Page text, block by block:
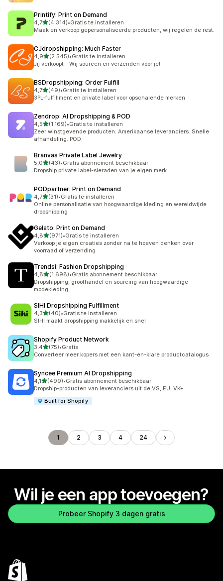
Printify: Print on Demand
4,7van 5 sterren
(4.314)
4314 recensies in totaal
•Gratis te installeren
Maak en verkoop gepersonaliseerde producten, wij regelen de rest.
CJdropshipping: Much Faster
4,9van 5 sterren
(2.545)
2545 recensies in totaal
•Gratis te installeren
Jij verkoopt - Wij sourcen en verzenden voor je!
BSDropshipping: Order Fulfill
4,7van 5 sterren
(49)
49 recensies in totaal
•Gratis te installeren
3PL-fulfillment en private label voor opschalende merken
Zendrop: AI Dropshipping & POD
4,5van 5 sterren
(1.169)
1169 recensies in totaal
•Gratis te installeren
Zeer winstgevende producten. Amerikaanse leveranciers. Snelle
afhandeling. POD.
Branvas Private Label Jewelry
5,0van 5 sterren
(43)
43 recensies in totaal
•Gratis abonnement beschikbaar
Dropship private label-sieraden van je eigen merk
PODpartner: Print on Demand
4,7van 5 sterren
(31)
31 recensies in totaal
•Gratis te installeren
Online personalisatie van hoogwaardige kleding en wereldwijde
dropshipping
Gelato: Print on Demand
4,8van 5 sterren
(971)
971 recensies in totaal
•Gratis te installeren
Verkoop je eigen creaties zonder na te hoeven denken over
voorraad of verzending
Trendsi: Fashion Dropshipping
4,8van 5 sterren
(1.698)
1698 recensies in totaal
•Gratis abonnement beschikbaar
Dropshipping, groothandel en sourcing van hoogwaardige
modekleding
SIHI Dropshipping Fulfillment
4,3van 5 sterren
(40)
40 recensies in totaal
•Gratis te installeren
SIHI maakt dropshipping makkelijk en snel
Shopify Product Network
3,4van 5 sterren
(75)
75 recensies in totaal
•Gratis
Converteer meer kopers met een kant-en-klare productcatalogus
Syncee Premium AI Dropshipping
4,1van 5 sterren
(499)
499 recensies in totaal
•Gratis abonnement beschikbaar
Dropship-producten van leveranciers uit de VS, EU, VK+
Built for Shopify
1 2 3 4 24
Wil je een app toevoegen?
Probeer Shopify 3 dagen gratis